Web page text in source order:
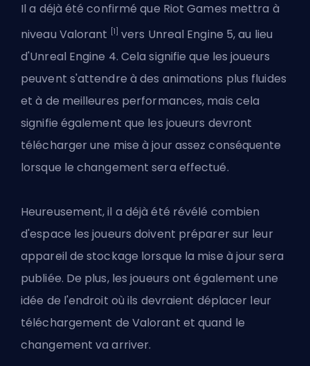
Il a déjà été confirmé que Riot Games mettra à
niveau Valorant
[1] vers Unreal Engine 5, au lieu
d'Unreal Engine 4. Cela signifie que les joueurs
peuvent s'attendre à des animations plus fluides
et à de meilleures performances, mais cela
signifie également que les joueurs devront
télécharger une mise à jour assez conséquente
lorsque le changement sera effectué.
Heureusement, il a déjà été révélé combien
d'espace les joueurs doivent préparer sur leur
appareil de stockage lorsque la mise à jour sera
publiée. De plus, les joueurs ont également une
idée de l'endroit où ils devraient déplacer leur
téléchargement de Valorant et quand le
changement va arriver.